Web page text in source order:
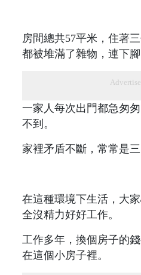
房間總共57平米，住著
都被堆滿了雜物，連下腳
一家人每次出門都急匆
不到。
家裡矛盾不斷，常常是
在這種環境下生活，大
全沒精力好好工作。
工作多年，換個房子的
在這個小房子裡。